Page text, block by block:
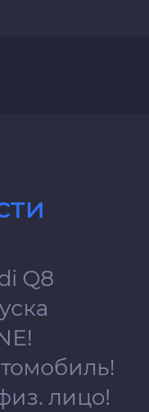
Q8
лицо!